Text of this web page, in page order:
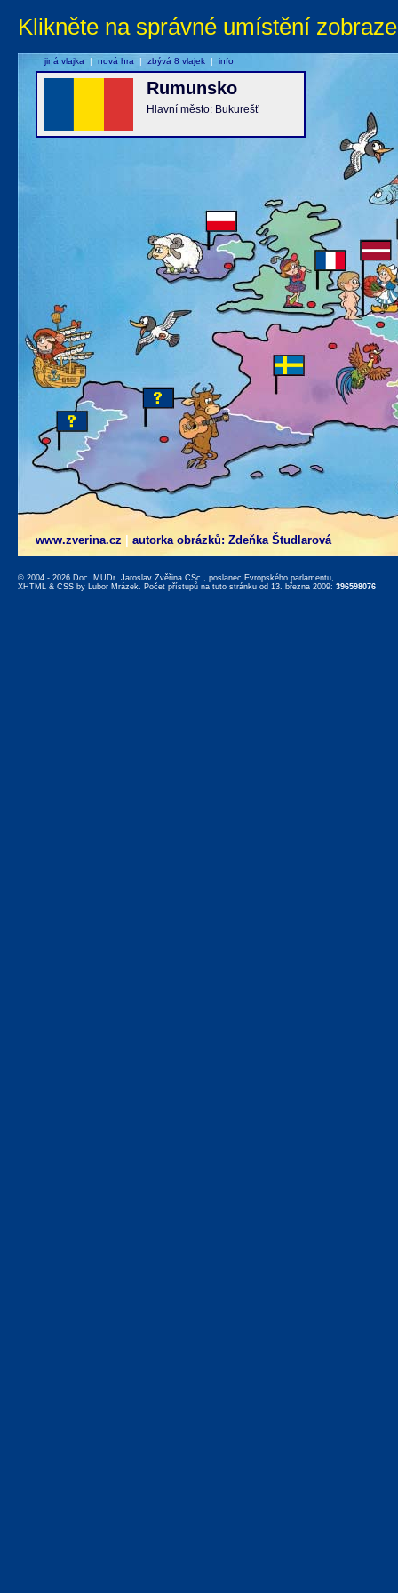
Klikněte na správné umístění
www.zverina.cz autorka obrázků: Zdeňka Študlarová
Rumunsko
Hlavní město: Bukurešť
jiná vlajka | nová hra | zbývá 8 vlajek | info
© 2004 - 2026 Doc. MUDr. Jaroslav Zvěřina CSc., poslanec Evropského parlamentu,
XHTML & CSS by Lubor Mrázek. Počet přístupů na tuto stránku od 13. března 2009: 396598076